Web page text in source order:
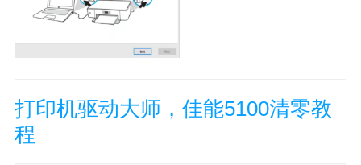
打印机驱动大师，佳能5100清零教
程